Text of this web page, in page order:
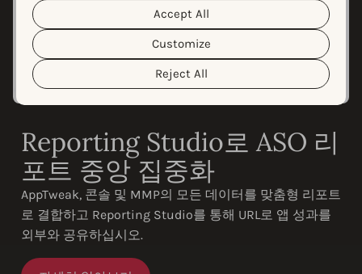
personal data and the different cookies we use, please
read our
Cookie Policy&Privacy Policy
customize your cookie settings and preferences by
clicking the “Customize” button.
Reject All
Customize
Accept All
Reporting Studio로 ASO 리
포트 중앙 집중화
AppTweak, 콘솔 및 MMP의 모든 데이터를 맞춤형 리포트
로 결합하고 Reporting Studio를 통해 URL로 앱 성과를
외부와 공유하십시오.